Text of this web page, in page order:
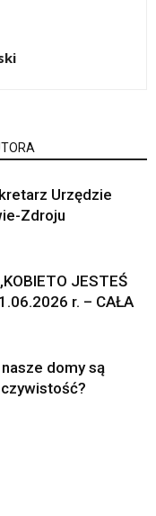
Urzędzie
Zdroju
JESTEŚ
r. – CAŁA
domy są